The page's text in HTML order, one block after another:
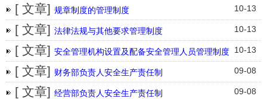
10-13
[ 文章] 规章制度的管理制度
10-13
[ 文章] 法律法规与其他要求管理制度
10-13
[ 文章] 安全管理机构设置及配备安全管理人员管理制度
09-08
[ 文章] 财务部负责人安全生产责任制
09-08
[ 文章] 经营部负责人安全生产责任制